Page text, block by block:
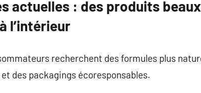
actuelles : des produits
l’intérieur
recherchent des formules plus
des packagings écoresponsables.